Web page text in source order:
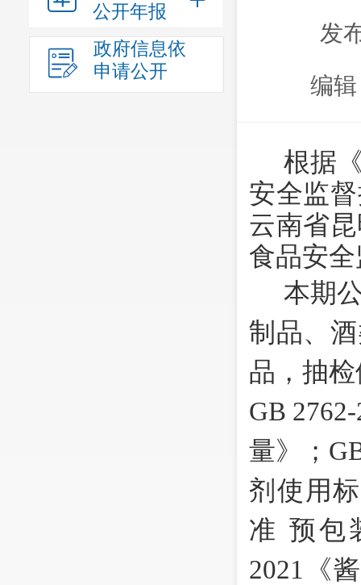
公开年报
政府信息依
申请公开
发
编
根据
安全监
云南省
食品安
本期
制品、
品，抽
GB
量》；
剂使用
准 预包
2021《